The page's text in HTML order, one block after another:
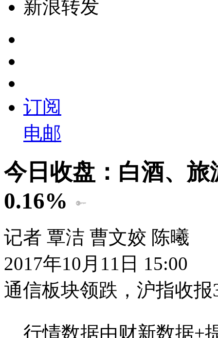
新浪转发
订阅
电邮
今日收盘：白酒、
0.16%
记者 覃洁 曹文姣 陈曦
2017年10月11日 15:00
通信板块领跌，沪指收报
行情数据由财新数据+